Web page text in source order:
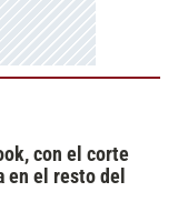
con el corte
en el resto del